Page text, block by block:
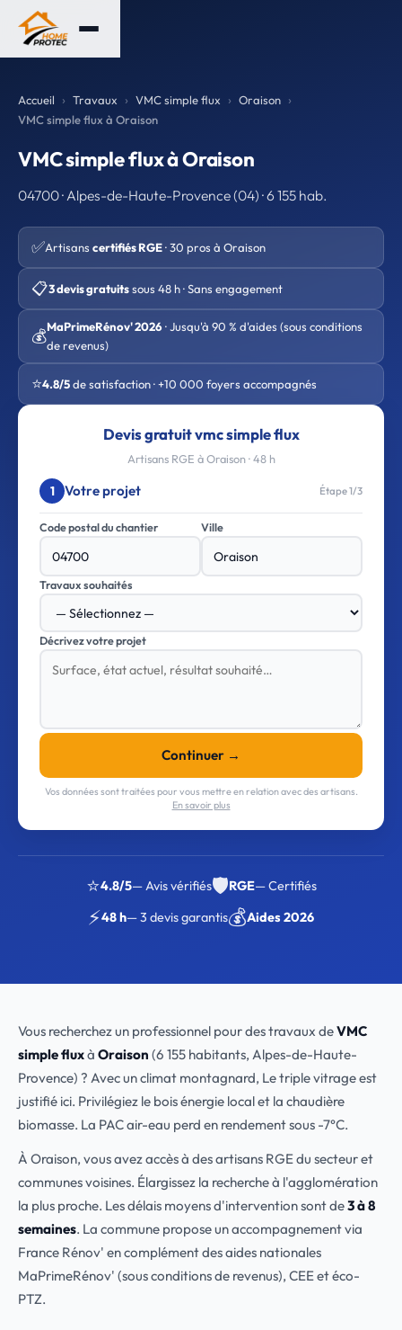
Accueil Travaux VMC simple flux
Oraison
VMC simple flux à Oraison
VMC simple flux à Oraison
04700 · Alpes-de-Haute-Provence (04) · 6 155 hab.
✅Artisans certifiés RGE· 30 pros à Oraison
📋3 devis gratuitssous 48 h · Sans engagement
💰MaPrimeRénov' 2026· Jusqu'à 90 % d'aides (sous conditions
de revenus)
⭐4.8/5de satisfaction · +10 000 foyers accompagnés
Devis gratuit vmc simple flux
Artisans RGE à Oraison · 48 h
1 Votre projet Étape 1/3
Code postal du chantier Ville
Travaux souhaités
Décrivez votre projet
Continuer →
Vos données sont traitées pour vous mettre en relation avec des artisans.
En savoir plus
⭐4.8/5— Avis vérifiés🛡️RGE— Certifiés
⚡48 h— 3 devis garantis💰Aides 2026
Vous recherchez un professionnel pour des travaux deVMC
simple fluxà Oraison (6 155 habitants, Alpes-de-Haute-
Provence) ? Avec un climat montagnard, Le triple vitrage est
justifié ici. Privilégiez le bois énergie local et la chaudière
biomasse. La PAC air-eau perd en rendement sous -7°C.
À Oraison, vous avez accès à des artisans RGE du secteur et
communes voisines. Élargissez la recherche à l'agglomération
la plus proche. Les délais moyens d'intervention sont de3 à 8
semaines. La commune propose un accompagnement via
France Rénov' en complément des aides nationales
MaPrimeRénov' (sous conditions de revenus), CEE et éco-
PTZ.